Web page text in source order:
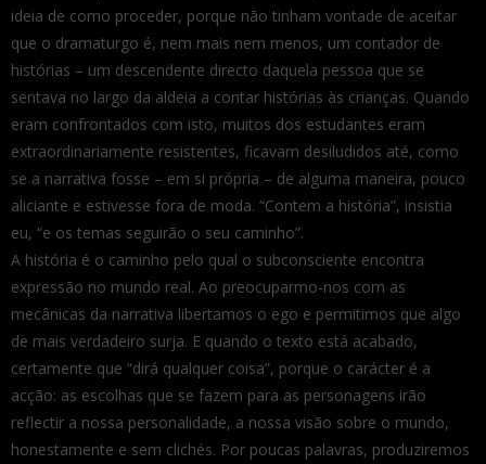
ideia de como proceder, porque não tinham vontade de aceitar
que o dramaturgo é, nem mais nem menos, um contador de
histórias – um descendente directo daquela pessoa que se
sentava no largo da aldeia a contar histórias às crianças. Quando
eram confrontados com isto, muitos dos estudantes eram
extraordinariamente resistentes, ficavam desiludidos até, como
se a narrativa fosse – em si própria – de alguma maneira, pouco
aliciante e estivesse fora de moda. “Contem a história”, insistia
eu, “e os temas seguirão o seu caminho”.
A história é o caminho pelo qual o subconsciente encontra
expressão no mundo real. Ao preocuparmo-nos com as
mecânicas da narrativa libertamos o ego e permitimos que algo
de mais verdadeiro surja. E quando o texto está acabado,
certamente que “dirá qualquer coisa”, porque o carácter é a
acção: as escolhas que se fazem para as personagens irão
reflectir a nossa personalidade, a nossa visão sobre o mundo,
honestamente e sem clichés. Por poucas palavras, produziremos